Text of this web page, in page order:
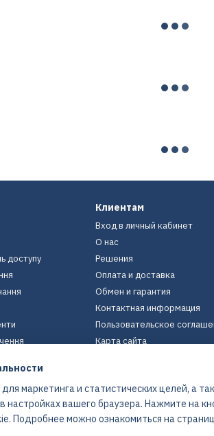
доступу
Клиентам
Вход в личный кабинет
О нас
Решения
Оплата и доставка
Обмен и гарантия
Контактная информация
Пользовательское
Карта сайта
маркетинга и статистических целей, а
вашего браузера. Нажмите на
Подробнее можно ознакомиться на